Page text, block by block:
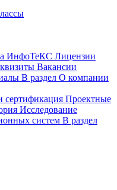
ИнфоТеКС Лицензии
Вакансии
В раздел О компании
сертификация Проектные
Исследование
систем В раздел